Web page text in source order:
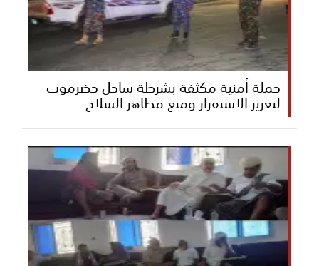
حملة أمنية مكثفة بشرطة ساحل حضرموت
لتعزيز الاستقرار ومنع مظاهر السلاح